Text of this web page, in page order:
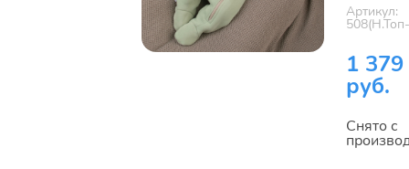
Артикул:
1 379
руб.
Снято с